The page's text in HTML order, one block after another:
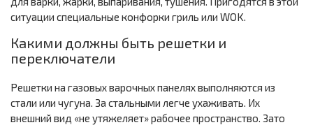
ситуации специальные конфорки гриль или WOK.
Какими должны быть решетки и
переключатели
Решетки на газовых варочных панелях выполняются из
стали или чугуна. За стальными легче ухаживать. Их
внешний вид «не утяжеляет» рабочее пространство. Зато